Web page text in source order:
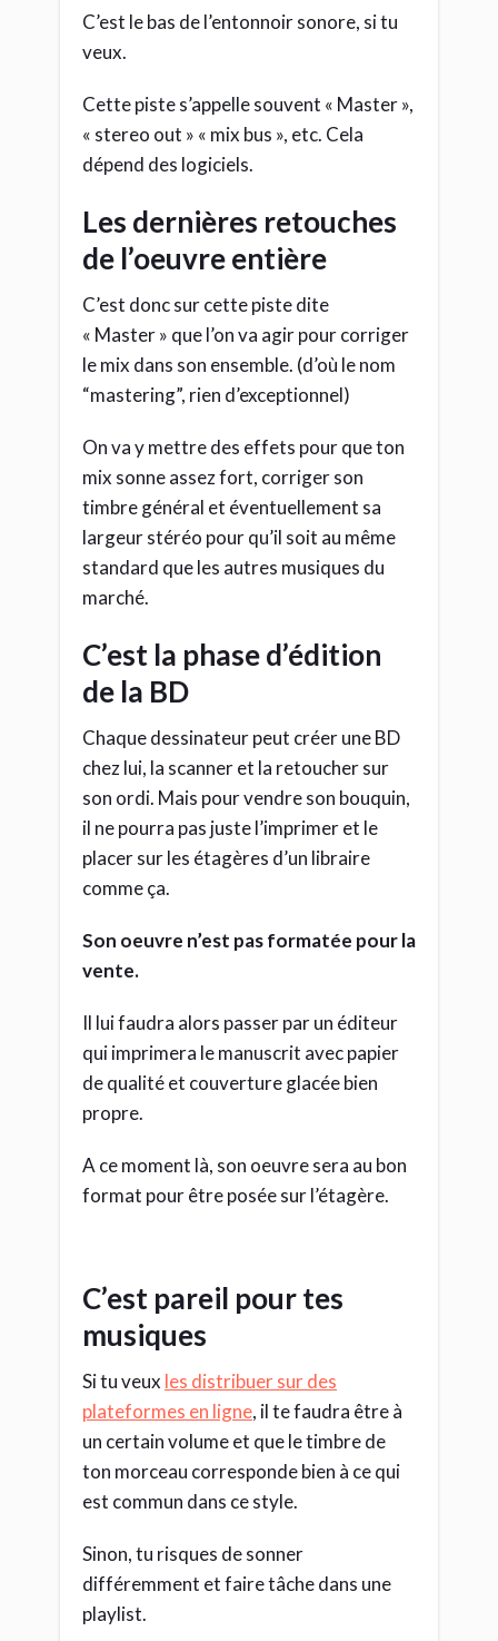
On va y mettre des effets pour que ton
mix sonne assez fort, corriger son
largeur stéréo pour qu’il soit au même
standard que les autres musiques du
marché.
C’est la phase d’édition
de la BD
Chaque dessinateur peut créer une BD
chez lui, la scanner et la retoucher sur
son ordi. Mais pour vendre son bouquin,
il ne pourra pas juste l’imprimer et le
comme ça.
Son oeuvre n’est pas formatée pour la
vente.
Il lui faudra alors passer par un éditeur
de qualité et couverture glacée bien
propre.
A ce moment là, son oeuvre sera au bon
format pour être posée sur l’étagère.
C’est pareil pour tes
musiques
Si tu veuxles distribuer sur des
plateformes en ligne
un certain volume et que le timbre de
ton morceau corresponde bien à ce qui
est commun dans ce style.
Sinon, tu risques de sonner
différemment et faire tâche dans une
playlist.
ma photo sur lapage à propos, tu
comprendras)
Il faudra aussi que ta musique puisse
s’écouter sur tous les différents
supports de tes auditeurs. (des petits
écouteurs aux grosses enceintes hi fi, en
passant par le casque et les enceintes
—> C’est tout cela le rôle de l’étape de
mastering.